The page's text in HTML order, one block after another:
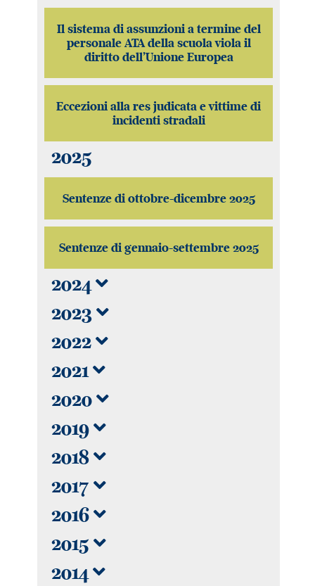
Il sistema di assunzioni a termine del
personale ATA della scuola viola il
diritto dell’Unione Europea
Eccezioni alla res judicata e vittime di
incidenti stradali
2025
Sentenze di ottobre-dicembre 2025
Sentenze di gennaio-settembre 2025
2024
2023
2022
2021
2020
2019
2018
2017
2016
2015
2014